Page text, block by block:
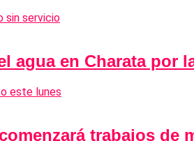
agua en Charata por
trabajos